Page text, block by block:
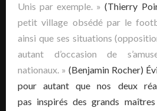
Unis par exemple. » (Thierry
petit village obsédé par le
ainsi que ses situations
autant d’occasion de
nationaux. » (Benjamin Rocher)
pour autant que nos deux
pas inspirés des grands